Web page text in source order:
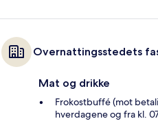
Overnattingsstedets
Mat og drikke
Frokostbuffé (mot
hverdagene og fra kl.